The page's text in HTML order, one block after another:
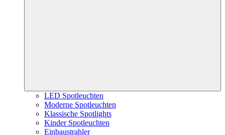
LED Spotleuchten
Moderne Spotleuchten
Klassische Spotlights
Kinder Spotleuchten
Einbaustrahler